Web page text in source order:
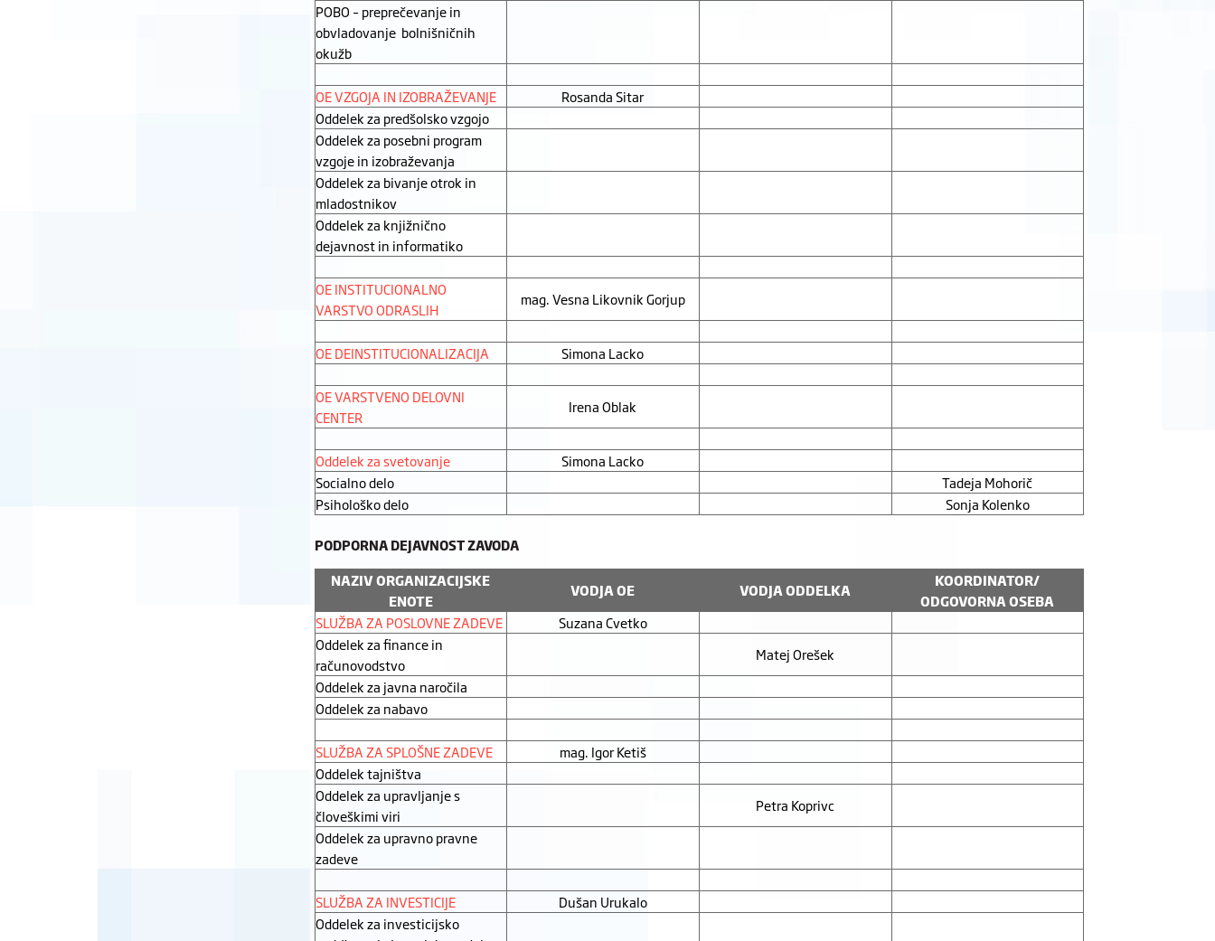
POBO – preprečevanje in
obvladovanje bolnišničnih
okužb
OE VZGOJA IN IZOBRAŽEVANJE
Rosanda Sitar
Oddelek za predšolsko vzgojo
Oddelek za posebni program
vzgoje in izobraževanja
Oddelek za bivanje otrok in
mladostnikov
Oddelek za knjižnično
dejavnost in informatiko
OE INSTITUCIONALNO
VARSTVO ODRASLIH
mag. Vesna Likovnik Gorjup
OE DEINSTITUCIONALIZACIJA Simona Lacko
OE VARSTVENO DELOVNI
CENTER
Irena Oblak
Oddelek za svetovanje
Simona Lacko
Socialno delo
Tadeja Mohorič
Psihološko delo
Sonja Kolenko
PODPORNA DEJAVNOST ZAVODA
NAZIV ORGANIZACIJSKE
ENOTE
VODJA OE VODJA ODDELKA
KOORDINATOR/
ODGOVORNA OSEBA
SLUŽBA ZA POSLOVNE ZADEVE
Suzana Cvetko
Oddelek za finance in
računovodstvo
Matej Orešek
Oddelek za javna naročila
Oddelek za nabavo
SLUŽBA ZA SPLOŠNE ZADEVE
mag. Igor Ketiš
Oddelek tajništva
Oddelek za upravljanje s
človeškimi viri
Petra Koprivc
Oddelek za upravno pravne
zadeve
SLUŽBA ZA INVESTICIJE
Dušan Urukalo
Oddelek za investicijsko